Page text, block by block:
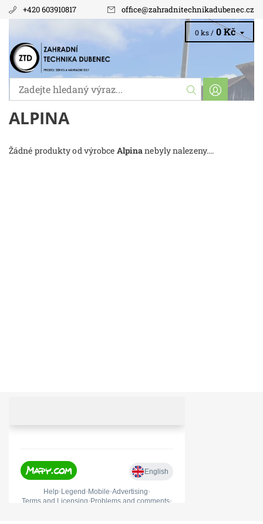
+420 603910817 office@zahradnitechnikadubenec.cz
0 ks / 0 Kč
ALPINA
Žádné produkty od výrobce Alpinanebyly nalezeny....